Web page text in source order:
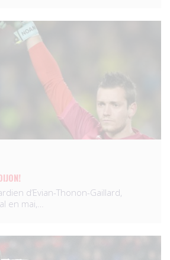
d’Evian-Thonon-Gaillard,
en mai,…